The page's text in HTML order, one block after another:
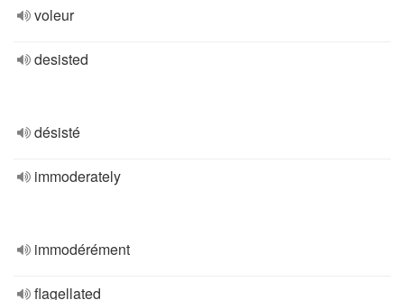
voleur
desisted
désisté
immoderately
immodérément
flagellated